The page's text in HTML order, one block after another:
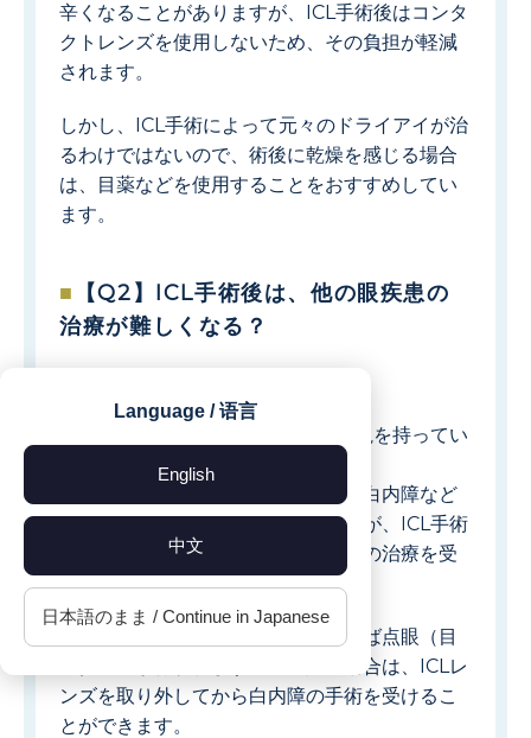
Language / 语言
English
中文
日本語のまま / Continue in Japanese
辛くなることがありますが、ICL手術後はコンタ
クトレンズを使用しないため、その負担が軽減
されます。
しかし、ICL手術によって元々のドライアイが治
るわけではないので、術後に乾燥を感じる場合
は、目薬などを使用することをおすすめしてい
ます。
【Q2】ICL手術後は、他の眼疾患の
治療が難しくなる？
ICL手術を受ける方の多くは強い近視を持ってい
強い近視の方は網膜剥離、緑内障、白内障など
の病気になりやすい傾向がありますが、ICL手術
後にこれらの病気になっても、通常の治療を受
けることが可能です。
例えば、緑内障の場合、軽度であれば点眼（目
薬）治療が行われます。白内障の場合は、ICLレ
ンズを取り外してから白内障の手術を受けるこ
とができます。